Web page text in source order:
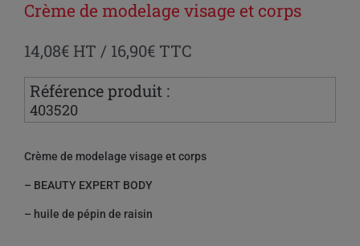
Crème de modelage visage et corps
14,08€ HT / 16,90€ TTC
Référence produit :
403520
Crème de modelage visage et corps
– BEAUTY EXPERT BODY
– huile de pépin de raisin